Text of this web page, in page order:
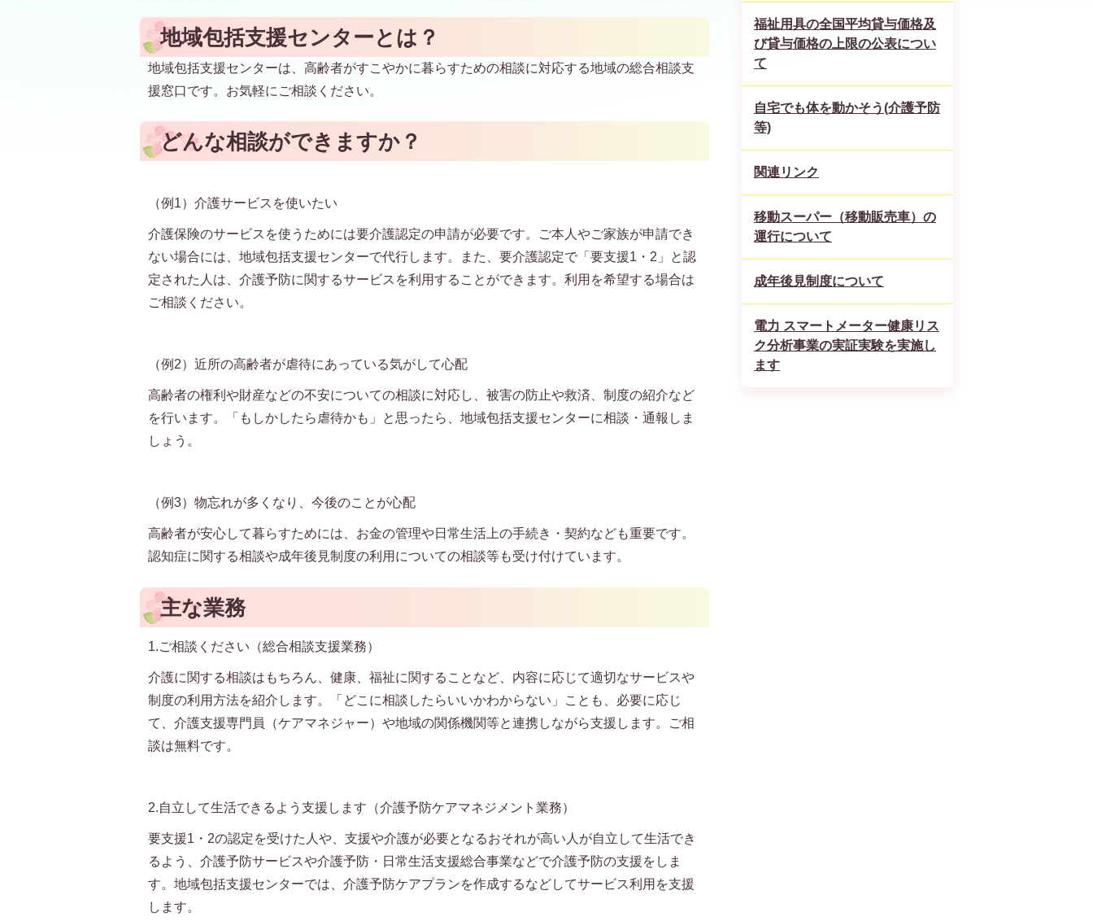
地域包括支援センターとは？
地域包括支援センターは、高齢者がすこやかに暮らすための相談に対応する地域の総合相談支
援窓口です。お気軽にご相談ください。
どんな相談ができますか？
（例1）介護サービスを使いたい
介護保険のサービスを使うためには要介護認定の申請が必要です。ご本人やご家族が申請でき
ない場合には、地域包括支援センターで代行します。また、要介護認定で「要支援1・2」と認
定された人は、介護予防に関するサービスを利用することができます。利用を希望する場合は
ご相談ください。
（例2）近所の高齢者が虐待にあっている気がして心配
高齢者の権利や財産などの不安についての相談に対応し、被害の防止や救済、制度の紹介など
を行います。「もしかしたら虐待かも」と思ったら、地域包括支援センターに相談・通報しま
しょう。
（例3）物忘れが多くなり、今後のことが心配
高齢者が安心して暮らすためには、お金の管理や日常生活上の手続き・契約なども重要です。
認知症に関する相談や成年後見制度の利用についての相談等も受け付けています。
主な業務
1.ご相談ください（総合相談支援業務）
介護に関する相談はもちろん、健康、福祉に関することなど、内容に応じて適切なサービスや
制度の利用方法を紹介します。「どこに相談したらいいかわからない」ことも、必要に応じ
て、介護支援専門員（ケアマネジャー）や地域の関係機関等と連携しながら支援します。ご相
談は無料です。
2.自立して生活できるよう支援します（介護予防ケアマネジメント業務）
要支援1・2の認定を受けた人や、支援や介護が必要となるおそれが高い人が自立して生活でき
るよう、介護予防サービスや介護予防・日常生活支援総合事業などで介護予防の支援をしま
す。地域包括支援センターでは、介護予防ケアプランを作成するなどしてサービス利用を支援
します。
福祉用具の全国平均貸与価格及
び貸与価格の上限の公表につい
て
自宅でも体を動かそう(介護予防
等)
関連リンク
移動スーパー（移動販売車）の
運行について
成年後見制度について
電力 スマートメーター健康リス
ク分析事業の実証実験を実施し
ます